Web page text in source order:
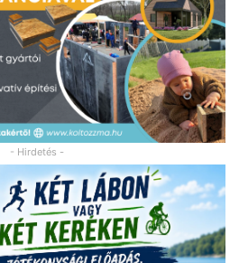
- Hirdetés -